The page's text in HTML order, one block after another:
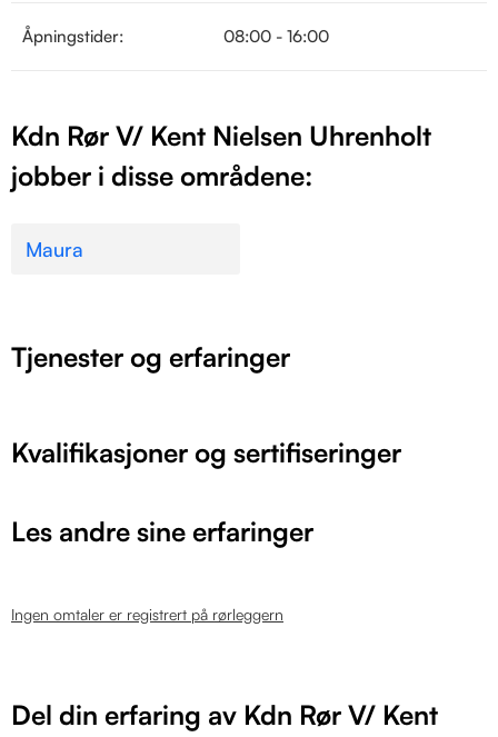
Åpningstider: 08:00 - 16:00
Kdn Rør V/ Kent Nielsen Uhrenholt
jobber i disse områdene:
Maura
Tjenester og erfaringer
Kvalifikasjoner og sertifiseringer
Les andre sine erfaringer
Ingen omtaler er registrert på rørleggern
Del din erfaring av Kdn Rør V/ Kent